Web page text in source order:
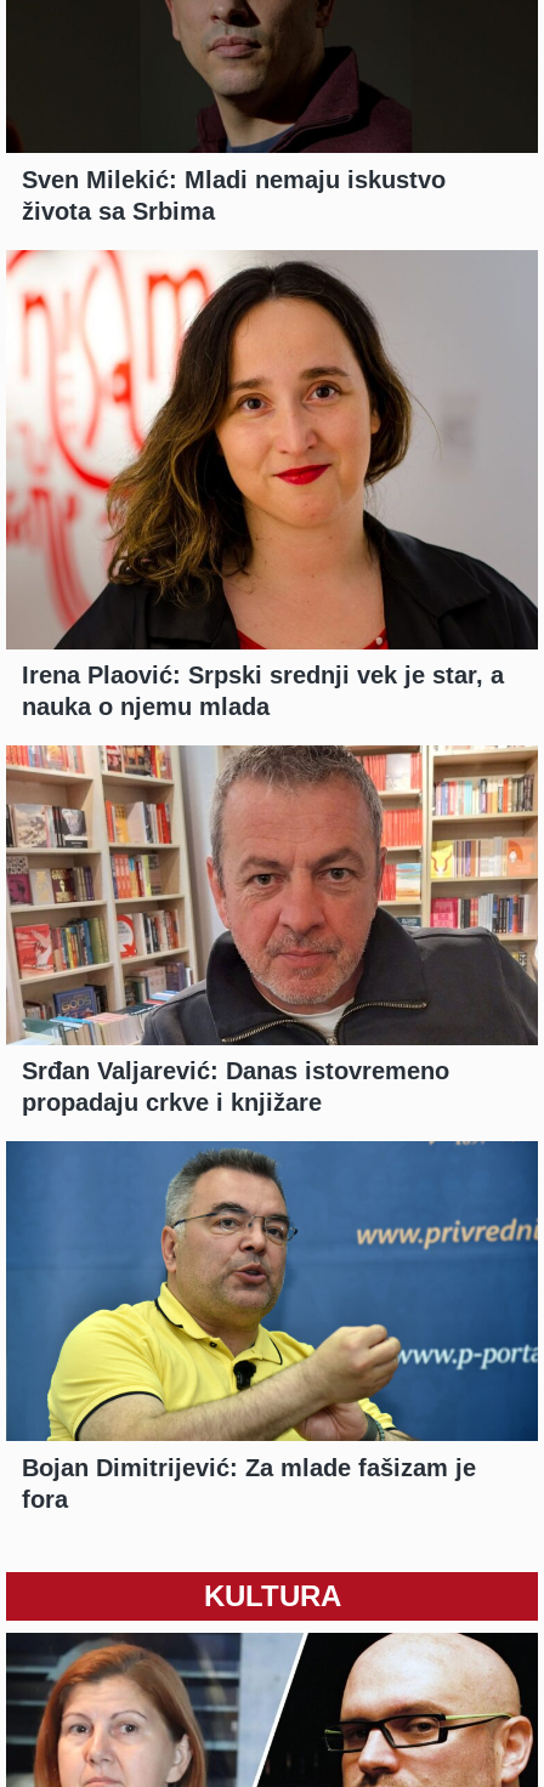
Sven Milekić: Mladi nemaju iskustvo
života sa Srbima
Irena Plaović: Srpski srednji vek je star, a
nauka o njemu mlada
Srđan Valjarević: Danas istovremeno
propadaju crkve i knjižare
Bojan Dimitrijević: Za mlade fašizam je
fora
KULTURA